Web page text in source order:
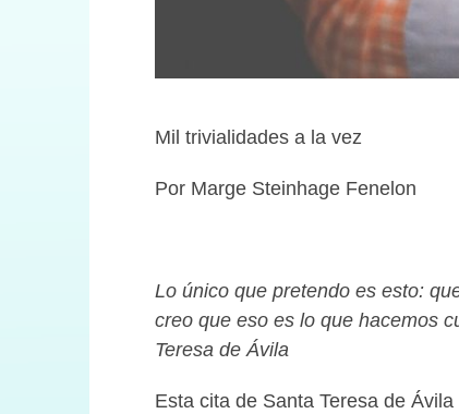
Mil trivialidades a la vez
Por Marge Steinhage Fenelon
Lo único que pretendo es esto:
creo que eso es lo que hacemos
Teresa de Ávila
Esta cita de Santa Teresa de